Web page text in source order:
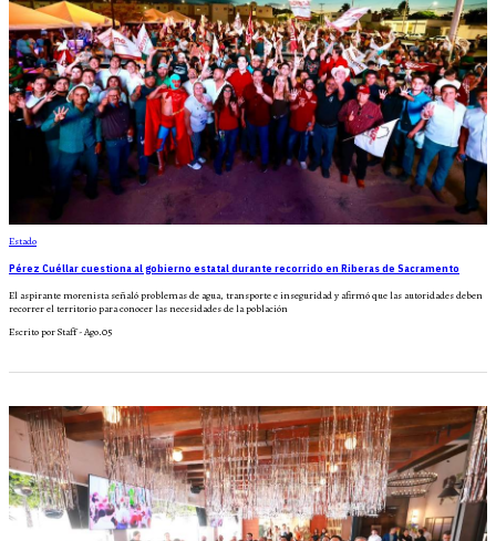
Estado
Pérez Cuéllar cuestiona al gobierno estatal durante recorrido en Riberas de Sacramento
El aspirante morenista señaló problemas de agua, transporte e inseguridad y afirmó que las autoridades deben
recorrer el territorio para conocer las necesidades de la población
Escrito por Staff - Ago.05